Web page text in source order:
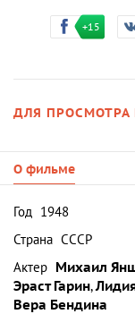
+15
ДЛЯ ПРОСМОТРА
О фильме
Год 1948
Страна СССР
Актер Михаил
Эраст Гарин,
Вера Бендина